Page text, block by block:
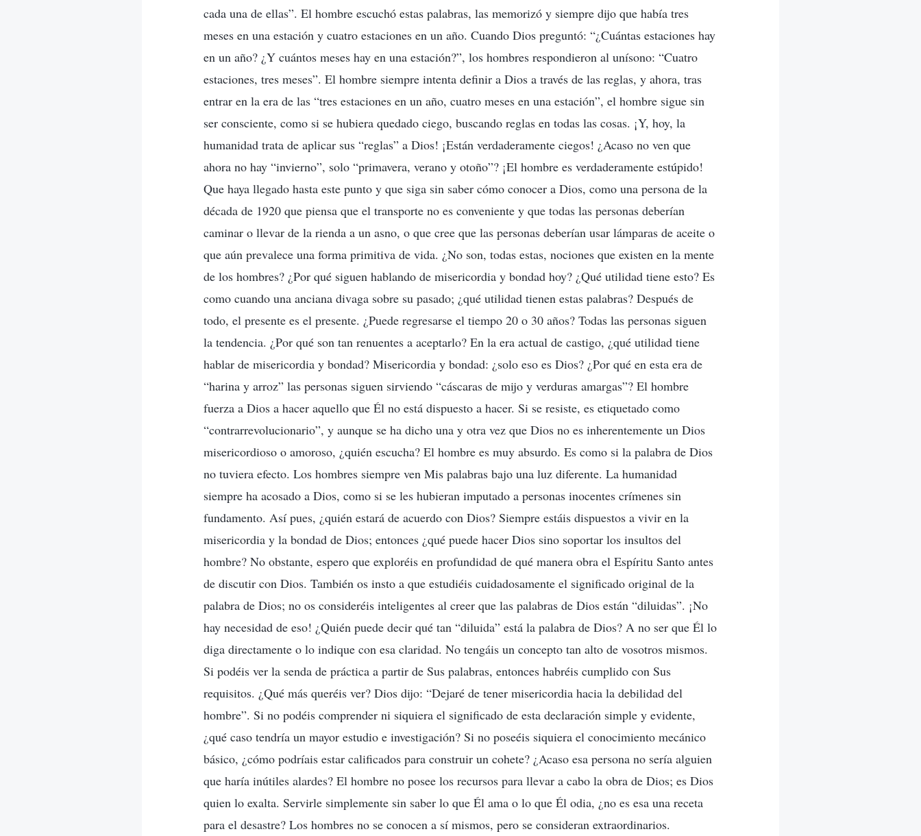
cada una de ellas”. El hombre escuchó estas palabras, las memorizó y siempre dijo que había tres
meses en una estación y cuatro estaciones en un año. Cuando Dios preguntó: “¿Cuántas estaciones hay
en un año? ¿Y cuántos meses hay en una estación?”, los hombres respondieron al unísono: “Cuatro
estaciones, tres meses”. El hombre siempre intenta definir a Dios a través de las reglas, y ahora, tras
entrar en la era de las “tres estaciones en un año, cuatro meses en una estación”, el hombre sigue sin
ser consciente, como si se hubiera quedado ciego, buscando reglas en todas las cosas. ¡Y, hoy, la
humanidad trata de aplicar sus “reglas” a Dios! ¡Están verdaderamente ciegos! ¿Acaso no ven que
ahora no hay “invierno”, solo “primavera, verano y otoño”? ¡El hombre es verdaderamente estúpido!
Que haya llegado hasta este punto y que siga sin saber cómo conocer a Dios, como una persona de la
década de 1920 que piensa que el transporte no es conveniente y que todas las personas deberían
caminar o llevar de la rienda a un asno, o que cree que las personas deberían usar lámparas de aceite o
que aún prevalece una forma primitiva de vida. ¿No son, todas estas, nociones que existen en la mente
de los hombres? ¿Por qué siguen hablando de misericordia y bondad hoy? ¿Qué utilidad tiene esto? Es
como cuando una anciana divaga sobre su pasado; ¿qué utilidad tienen estas palabras? Después de
todo, el presente es el presente. ¿Puede regresarse el tiempo 20 o 30 años? Todas las personas siguen
la tendencia. ¿Por qué son tan renuentes a aceptarlo? En la era actual de castigo, ¿qué utilidad tiene
hablar de misericordia y bondad? Misericordia y bondad: ¿solo eso es Dios? ¿Por qué en esta era de
“harina y arroz” las personas siguen sirviendo “cáscaras de mijo y verduras amargas”? El hombre
fuerza a Dios a hacer aquello que Él no está dispuesto a hacer. Si se resiste, es etiquetado como
“contrarrevolucionario”, y aunque se ha dicho una y otra vez que Dios no es inherentemente un Dios
misericordioso o amoroso, ¿quién escucha? El hombre es muy absurdo. Es como si la palabra de Dios
no tuviera efecto. Los hombres siempre ven Mis palabras bajo una luz diferente. La humanidad
siempre ha acosado a Dios, como si se les hubieran imputado a personas inocentes crímenes sin
fundamento. Así pues, ¿quién estará de acuerdo con Dios? Siempre estáis dispuestos a vivir en la
misericordia y la bondad de Dios; entonces ¿qué puede hacer Dios sino soportar los insultos del
hombre? No obstante, espero que exploréis en profundidad de qué manera obra el Espíritu Santo antes
de discutir con Dios. También os insto a que estudiéis cuidadosamente el significado original de la
palabra de Dios; no os consideréis inteligentes al creer que las palabras de Dios están “diluidas”. ¡No
hay necesidad de eso! ¿Quién puede decir qué tan “diluida” está la palabra de Dios? A no ser que Él lo
diga directamente o lo indique con esa claridad. No tengáis un concepto tan alto de vosotros mismos.
Si podéis ver la senda de práctica a partir de Sus palabras, entonces habréis cumplido con Sus
requisitos. ¿Qué más queréis ver? Dios dijo: “Dejaré de tener misericordia hacia la debilidad del
hombre”. Si no podéis comprender ni siquiera el significado de esta declaración simple y evidente,
¿qué caso tendría un mayor estudio e investigación? Si no poseéis siquiera el conocimiento mecánico
básico, ¿cómo podríais estar calificados para construir un cohete? ¿Acaso esa persona no sería alguien
que haría inútiles alardes? El hombre no posee los recursos para llevar a cabo la obra de Dios; es Dios
quien lo exalta. Servirle simplemente sin saber lo que Él ama o lo que Él odia, ¿no es esa una receta
para el desastre? Los hombres no se conocen a sí mismos, pero se consideran extraordinarios.